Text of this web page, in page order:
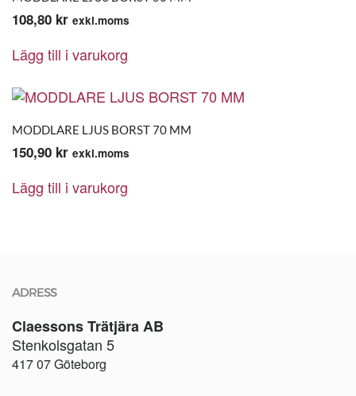
108,80 kr exkl.moms
Lägg till i varukorg
MODDLARE LJUS BORST 70 MM
150,90 kr exkl.moms
Lägg till i varukorg
ADRESS
Claessons Trätjära AB
Stenkolsgatan 5
417 07 Göteborg